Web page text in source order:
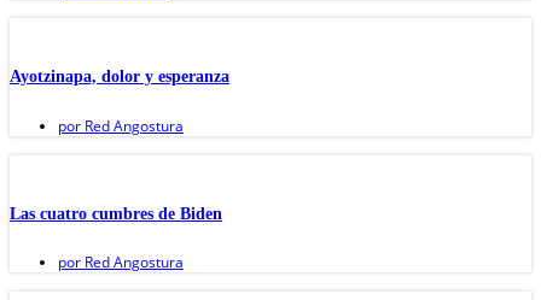
Ayotzinapa, dolor y esperanza
por Red Angostura
Las cuatro cumbres de Biden
por Red Angostura